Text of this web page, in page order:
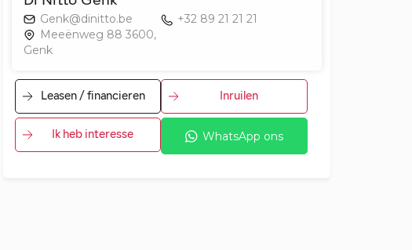
Genk@dinitto.be
+32 89 21 21 21
Meeënweg 88 3600,
Genk
Leasen / financieren Inruilen
Ik heb interesse WhatsApp ons